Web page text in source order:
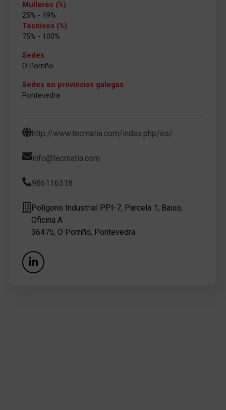
Mulleres (%)
25% - 49%
Técnicos (%)
75% - 100%
Sedes
O Porriño
Sedes en provincias galegas
Pontevedra
http://www.tecmatia.com/index.php/es/
info@tecmatia.com
986116318
Polígono Industrial PPI-7, Parcela 1, Baixo,
Oficina A
36475, O Porriño, Pontevedra